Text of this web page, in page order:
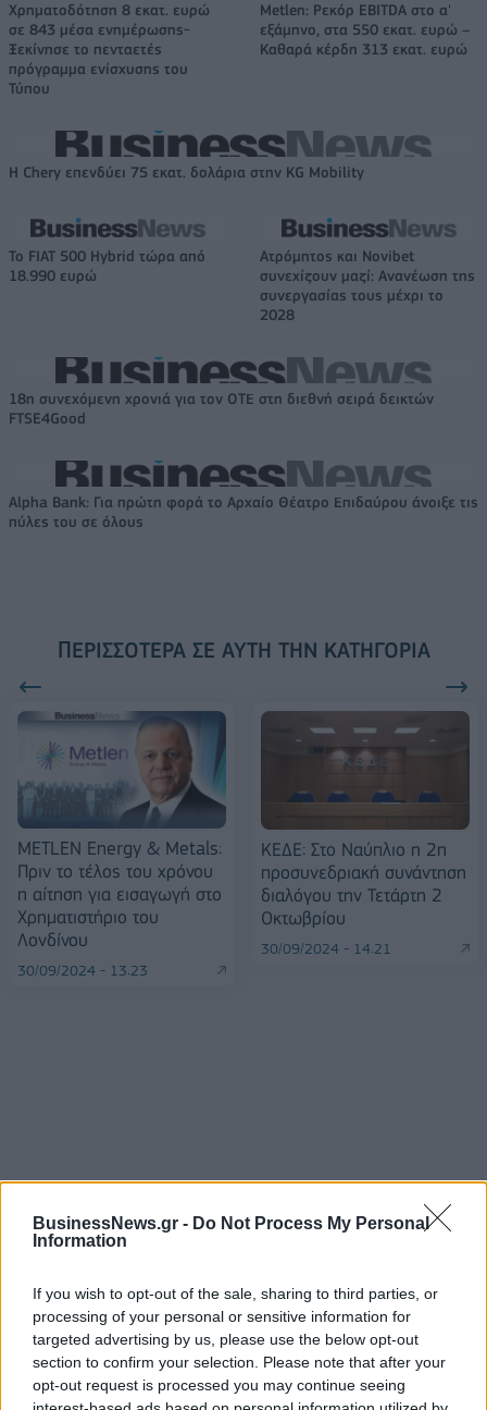
BusinessNews.gr - Do Not Process My Personal
Information
If you wish to opt-out of the sale, sharing to third parties, or
processing of your personal or sensitive information for
targeted advertising by us, please use the below opt-out
section to confirm your selection. Please note that after your
opt-out request is processed you may continue seeing
Χρηματοδότηση 8 εκατ. ευρώ
σε 843 μέσα ενημέρωσης-
Ξεκίνησε το πενταετές
πρόγραμμα ενίσχυσης του
Τύπου
Metlen: Ρεκόρ EBITDA στο α'
εξάμηνο, στα 550 εκατ. ευρώ –
Καθαρά κέρδη 313 εκατ. ευρώ
Η Chery επενδύει 75 εκατ. δολάρια στην KG Mobility
Το FIAT 500 Hybrid τώρα από
18.990 ευρώ
Ατρόμητος και Novibet
συνεχίζουν μαζί: Ανανέωση της
συνεργασίας τους μέχρι το
2028
18η συνεχόμενη χρονιά για τον ΟΤΕ στη διεθνή σειρά δεικτών
FTSE4Good
Alpha Bank: Για πρώτη φορά το Αρχαίο Θέατρο Επιδαύρου άνοιξε τις
πύλες του σε όλους
ΠΕΡΙΣΣΌΤΕΡΑ ΣΕ ΑΥΤΉ ΤΗΝ ΚΑΤΗΓΟΡΊΑ
METLEN Energy & Metals:
Πριν το τέλος του χρόνου
η αίτηση για εισαγωγή στο
Χρηματιστήριο του
Λονδίνου
30/09/2024 - 13:23
ΚΕΔΕ: Στο Ναύπλιο η 2η
προσυνεδριακή συνάντηση
διαλόγου την Τετάρτη 2
Οκτωβρίου
30/09/2024 - 14:21
ΡΟΗ ΕΙΔΗΣΕΩΝ
ΥΠΑΑΤ: Επιπλέον 12,5 εκατ. ευρώ στις Περιφέρειες
για την ενίσχυση της βιοασφάλειας